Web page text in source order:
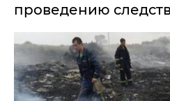
проведению